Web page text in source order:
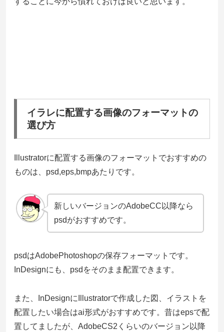
イラレに配置する画像のフォーマットの
選び方
Illustratorに配置する画像のフォーマットでおすすめの
ものは、psd,eps,bmpあたりです。
新しいバージョンのAdobeCC以降なら
psdがおすすめです。
psdはAdobePhotoshopの保存フォーマットです。
InDesignにも、psdをそのまま配置できます。
また、InDesignにIllustratorで作成した図、イラストを
配置したい場合はai形式がおすすめです。昔はepsで配
置してましたが、AdobeCS2くらいのバージョン以降